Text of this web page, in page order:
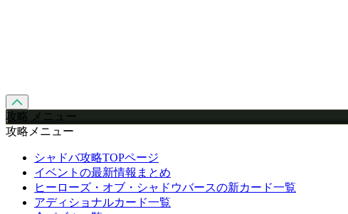
攻略 メニュー
攻略メニュー
シャドバ攻略TOPページ
イベントの最新情報まとめ
ヒーローズ・オブ・シャドウバースの新カード一覧
アディショナルカード一覧